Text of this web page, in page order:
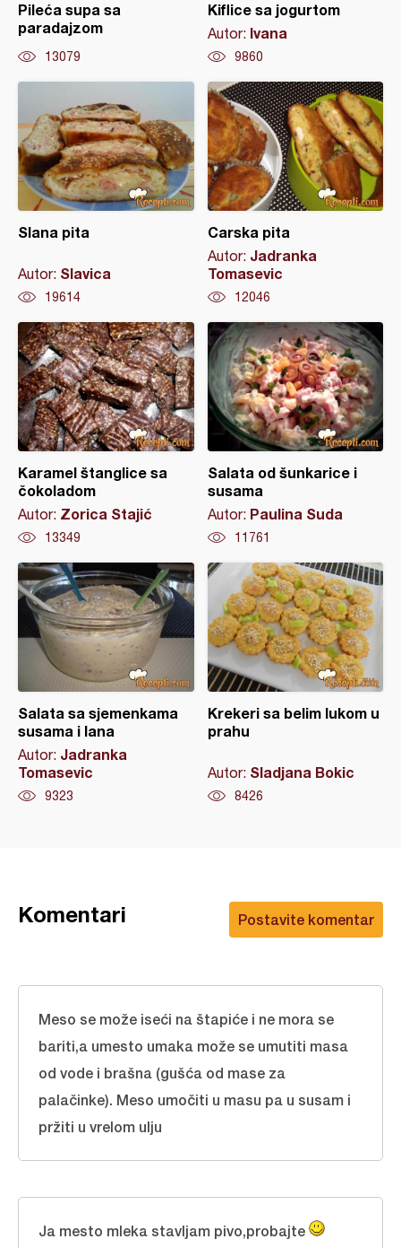
Pileća supa sa
paradajzom
13079
Kiflice sa jogurtom
Autor: Ivana
9860
Slana pita
Autor: Slavica
19614
Carska pita
Autor: Jadranka
Tomasevic
12046
Karamel štanglice sa
čokoladom
Autor: Zorica Stajić
13349
Salata od šunkarice i
susama
Autor: Paulina Suda
11761
Salata sa sjemenkama
susama i lana
Autor: Jadranka
Tomasevic
9323
Krekeri sa belim lukom u
prahu
Autor: Sladjana Bokic
8426
Postavite komentar
Komentari
Meso se može iseći na štapiće i ne mora se
bariti,a umesto umaka može se umutiti masa
od vode i brašna (gušća od mase za
palačinke). Meso umočiti u masu pa u susam i
pržiti u vrelom ulju
Ja mesto mleka stavljam pivo,probajte